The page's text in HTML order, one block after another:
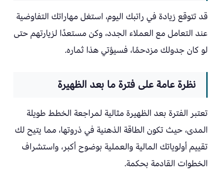
قد تتوقع زيادة في راتبك اليوم، استغل مهاراتك التفاوضية
عند التعامل مع العملاء الجدد، وكن مستعدًا لزيارتهم حتى
لو كان جدولك مزدحمًا، فسيؤتي هذا ثماره.
نظرة عامة على فترة ما بعد الظهيرة
تعتبر الفترة بعد الظهيرة مثالية لمراجعة الخطط طويلة
المدى، حيث تكون الطاقة الذهنية في ذروتها، مما يتيح لك
تقييم أولوياتك المالية والعملية بوضوح أكبر، واستشراف
الخطوات القادمة بحكمة.